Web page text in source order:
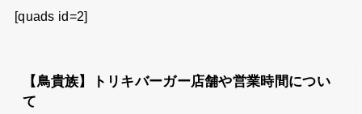
[quads id=2]
【鳥貴族】トリキバーガー店舗や営業時間につい
て